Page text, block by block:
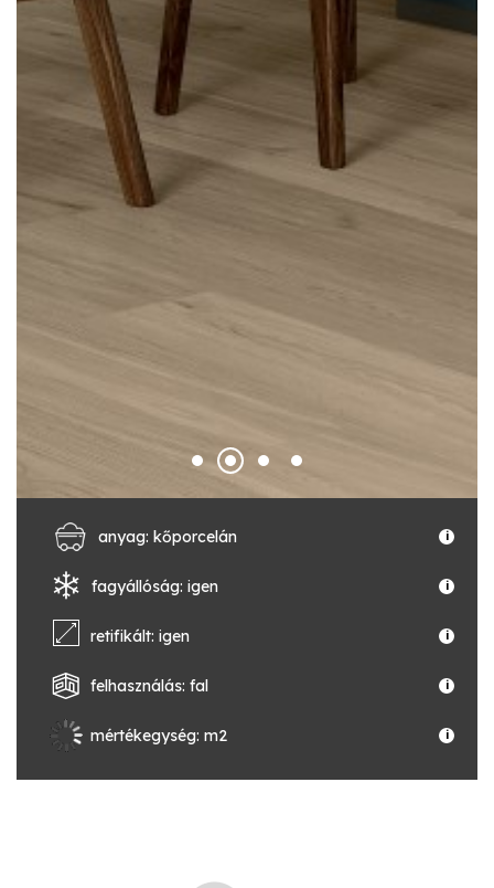
anyag: kőporcelán i
fagyállóság: igen i
retifikált: igen i
felhasználás: fal i
mértékegység: m2 i